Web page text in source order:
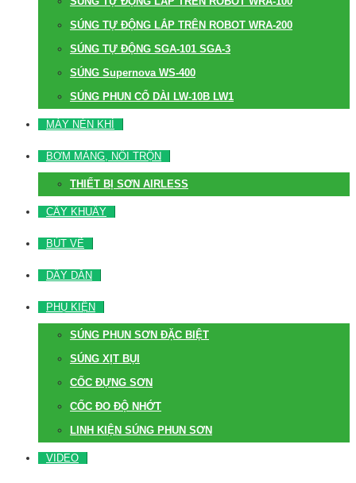
SÚNG TỰ ĐỘNG LẮP TRÊN ROBOT WRA-200
SÚNG TỰ ĐỘNG SGA-101 SGA-3
SÚNG Supernova WS-400
SÚNG PHUN CỔ DÀI LW-10B LW1
MÁY NÉN KHÍ
BƠM MÀNG, NỒI TRỘN
THIẾT BỊ SƠN AIRLESS
CÂY KHUẤY
BÚT VẼ
DÂY DẪN
PHỤ KIỆN
SÚNG PHUN SƠN ĐẶC BIỆT
SÚNG XỊT BỤI
CỐC ĐỰNG SƠN
CỐC ĐO ĐỘ NHỚT
LINH KIỆN SÚNG PHUN SƠN
VIDEO